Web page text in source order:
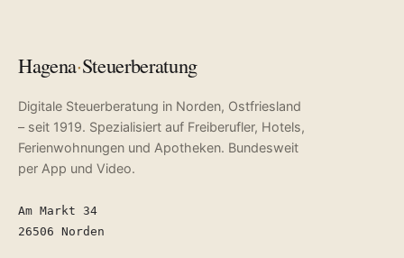
Hagena·Steuerberatung
Digitale Steuerberatung in Norden, Ostfriesland
– seit 1919. Spezialisiert auf Freiberufler, Hotels,
Ferienwohnungen und Apotheken. Bundesweit
per App und Video.
Am Markt 34
26506 Norden